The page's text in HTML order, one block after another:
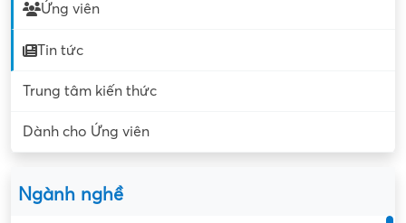
Ứng viên
Tin tức
Trung tâm kiến thức
Dành cho Ứng viên
Ngành nghề